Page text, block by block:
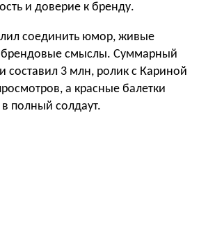
и доверие к бренду.
соединить юмор, живые
смыслы. Суммарный
составил 3 млн, ролик с Кариной
а красные балетки
полный солдаут.